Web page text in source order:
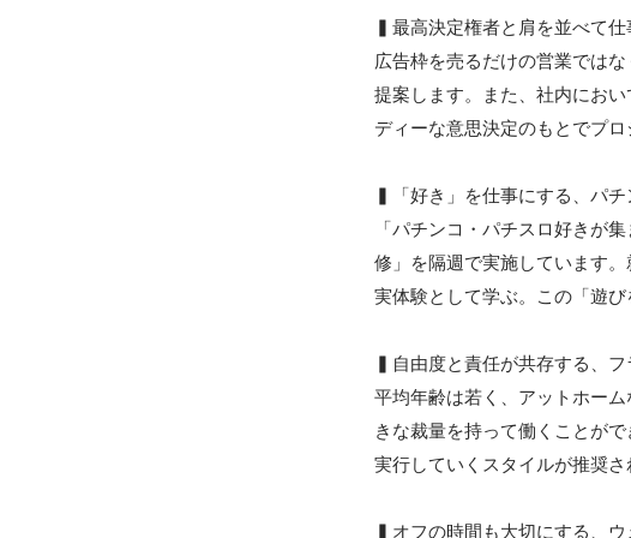
▍最高決定権者と肩を並べて仕
広告枠を売るだけの営業では
提案します。また、社内にお
ディーな意思決定のもとでプロ
▍「好き」を仕事にする、パチ
「パチンコ・パチスロ好きが
修」を隔週で実施しています
実体験として学ぶ。この「遊
▍自由度と責任が共存する、
平均年齢は若く、アットホー
きな裁量を持って働くことが
実行していくスタイルが推奨さ
▍オフの時間も大切にする、